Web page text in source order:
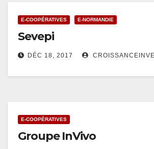
E-COOPÉRATIVES E-NORMANDIE
Sevepi
DÉC 18, 2017
E-COOPÉRATIVES
Groupe InVivo